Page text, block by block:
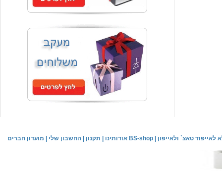
מחיר שוק
₪59.00 המחיר שלך
משלוח חינם
Samsung Galaxy Tab P6800, נרתיק כיסוי
מועדון חברים החשבון שלי תקנון אודותינו BS-shop טאצ` ולאייפון